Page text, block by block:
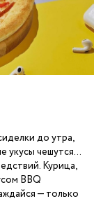
до утра,
укусы чешутся…
Курица,
BBQ
— только